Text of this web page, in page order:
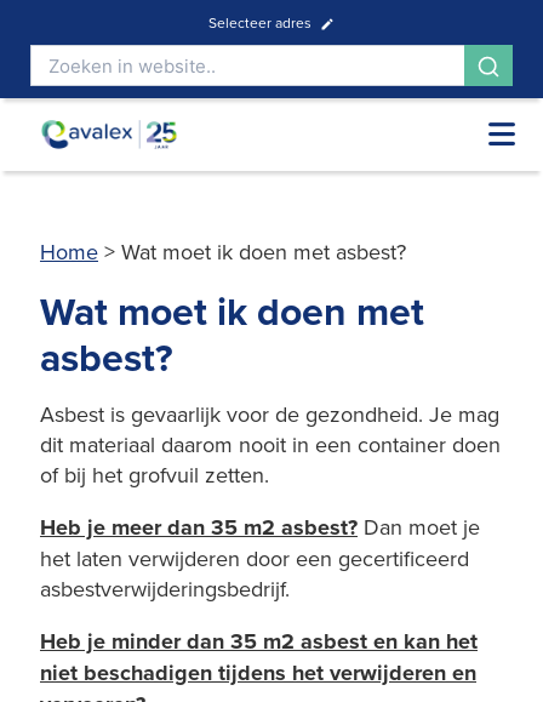
Selecteer adres
Home > Wat moet ik doen met asbest?
Wat moet ik doen met
asbest?
Asbest is gevaarlijk voor de gezondheid. Je mag
dit materiaal daarom nooit in een container doen
of bij het grofvuil zetten.
Heb je meer dan 35 m2 asbest? Dan moet je
het laten verwijderen door een gecertificeerd
asbestverwijderingsbedrijf.
Heb je minder dan 35 m2 asbest en kan het
niet beschadigen tijdens het verwijderen en